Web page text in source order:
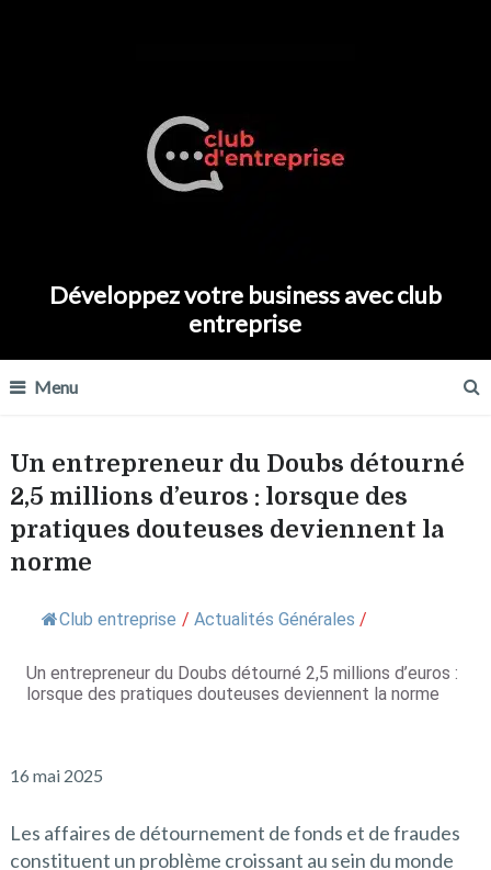
Développez votre business avec club
entreprise
Menu
Un entrepreneur du Doubs détourné
2,5 millions d’euros : lorsque des
pratiques douteuses deviennent la
norme
Club entreprise / Actualités Générales /
Un entrepreneur du Doubs détourné 2,5 millions d’euros :
lorsque des pratiques douteuses deviennent la norme
16 mai 2025
Les affaires de détournement de fonds et de fraudes
constituent un problème croissant au sein du monde